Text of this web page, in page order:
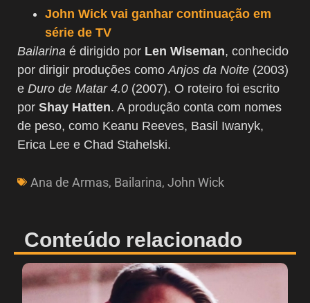
John Wick vai ganhar continuação em
série de TV
Bailarina é dirigido por Len Wiseman, conhecido
por dirigir produções como Anjos da Noite (2003)
e Duro de Matar 4.0 (2007). O roteiro foi escrito
por Shay Hatten. A produção conta com nomes
de peso, como Keanu Reeves, Basil Iwanyk,
Erica Lee e Chad Stahelski.
Ana de Armas, Bailarina, John Wick
Conteúdo relacionado